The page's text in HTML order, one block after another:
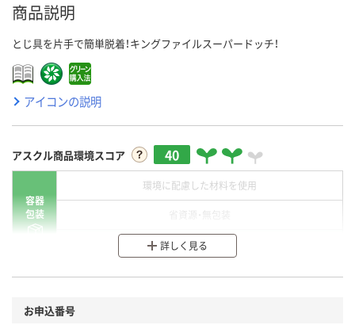
商品説明
とじ具を片手で簡単脱着！キングファイルスーパードッチ！
アイコンの説明
アスクル商品環境スコア 40
容器
包装
環境に配慮した材料を使用
分別・リサイクルしやすい設計
本体
詳しく見る
お申込番号